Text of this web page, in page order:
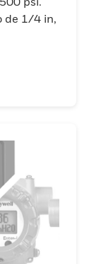
de 1/4 in,